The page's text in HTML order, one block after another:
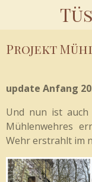
Projekt
update Anfang
Und nun ist
Mühlenwehres
Wehr erstrahlt im